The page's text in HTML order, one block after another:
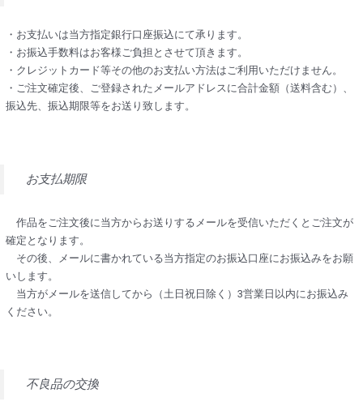
・お支払いは当方指定銀行口座振込にて承ります。
・お振込手数料はお客様ご負担とさせて頂きます。
・クレジットカード等その他のお支払い方法はご利用いただけません。
・ご注文確定後、ご登録されたメールアドレスに合計金額（送料含む）、
振込先、振込期限等をお送り致します。
お支払期限
作品をご注文後に当方からお送りするメールを受信いただくとご注文が
確定となります。
その後、メールに書かれている当方指定のお振込口座にお振込みをお願
いします。
当方がメールを送信してから（土日祝日除く）3営業日以内にお振込み
ください。
不良品の交換